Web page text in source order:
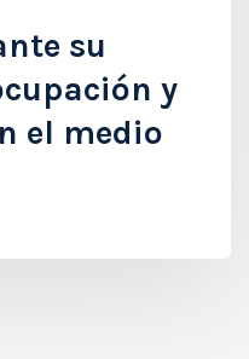
su
y
el medio